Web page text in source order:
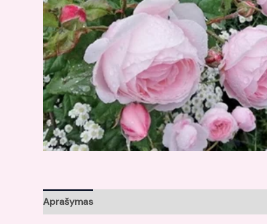
Aprašymas